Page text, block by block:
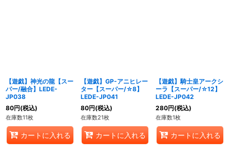
【遊戯】神光の龍【スー
パー/融合】LEDE-
JP038
80円(税込)
在庫数11枚
カートに入れる
【遊戯】GP-アニヒレー
ター【スーパー/☆8】
LEDE-JP041
80円(税込)
在庫数21枚
カートに入れる
【遊戯】騎士皇アークシ
ーラ【スーパー/☆12】
LEDE-JP042
280円(税込)
在庫数1枚
カートに入れる